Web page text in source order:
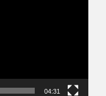
04:31